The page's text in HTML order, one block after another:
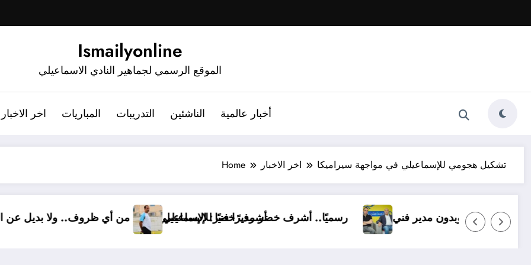
Ismailyonline
الموقع الرسمي لجماهير النادي الاسماعيلي
اخر الاخبار المباريات التدريبات الناشئين أخبار عالمية
Home اخر الاخبار تشكيل هجومي للإسماعيلي في مواجهة سيراميكا
أشرف خضر: الإسماعيلي أقوى من أي
رسميًا.. أشرف خضر مديرًا فنيًا للإسماعيلي القيد.. الإسماعيلي بـ14 ناشئًا وبدون مدير فني